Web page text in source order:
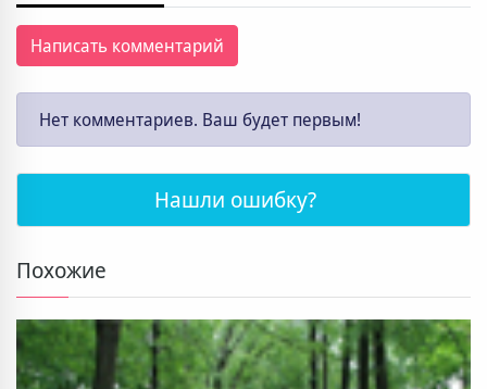
Написать комментарий
Нет комментариев. Ваш будет первым!
Нашли ошибку?
Похожие